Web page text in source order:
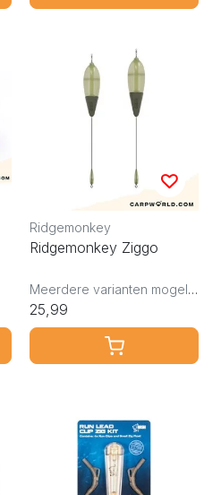
Ridgemonkey
Ridgemonkey Ziggo
Meerdere varianten mogelijk
25,99